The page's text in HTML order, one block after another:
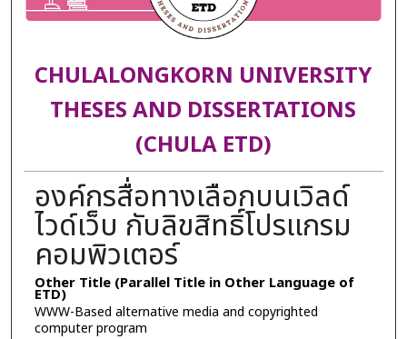
CHULALONGKORN UNIVERSITY
THESES AND DISSERTATIONS
(CHULA ETD)
องค์กรสื่อทางเลือกบนเวิลด์
ไวด์เว็บ กับลิขสิทธิ์โปรแกรม
คอมพิวเตอร์
Other Title (Parallel Title in Other Language of
ETD)
WWW-Based alternative media and copyrighted
computer program